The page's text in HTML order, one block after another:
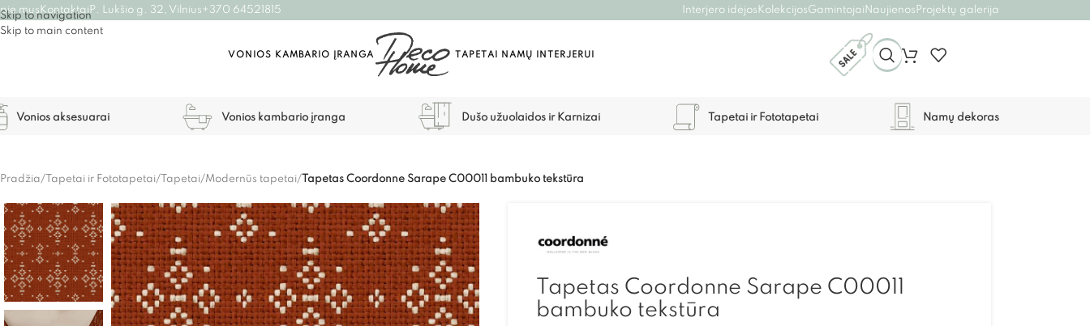
Skip to navigation
Skip to main content
mus Kontaktai P. Lukšio g. 32, Vilnius +370 64521815 Interjero idėjos KolekcijosGamintojai Naujienos Projektų galerija
VONIOS KAMBARIO ĮRANGA TAPETAI NAMŲ INTERJERUI
Vonios aksesuarai Vonios kambario įranga Dušo užuolaidos ir Karnizai Tapetai ir Fototapetai Namų dekoras
Pradžia/ Tapetai ir Fototapetai/ Tapetai/Modernūs tapetai/ Tapetas Coordonne Sarape C00011 bambuko tekstūra
Tapetas Coordonne Sarape C00011
bambuko tekstūra